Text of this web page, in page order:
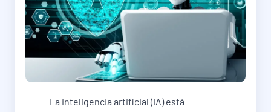
La inteligencia artificial (IA) está